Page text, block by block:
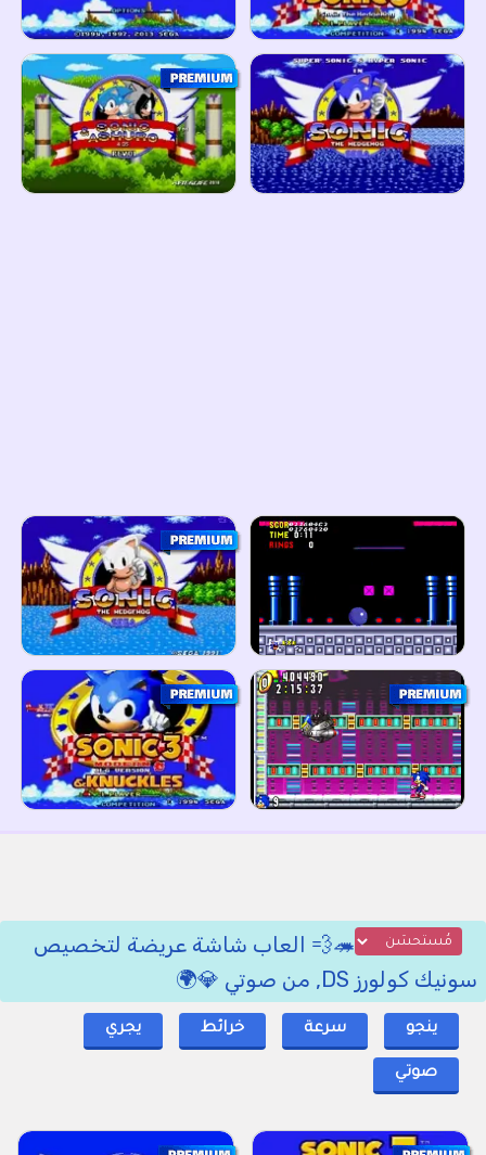
🦔💨 العاب شاشة عريضة لتخصيص
سونيك كولورز DS, من صوتي 💎🌍
ينجو سرعة خرائط يجري
صوتي